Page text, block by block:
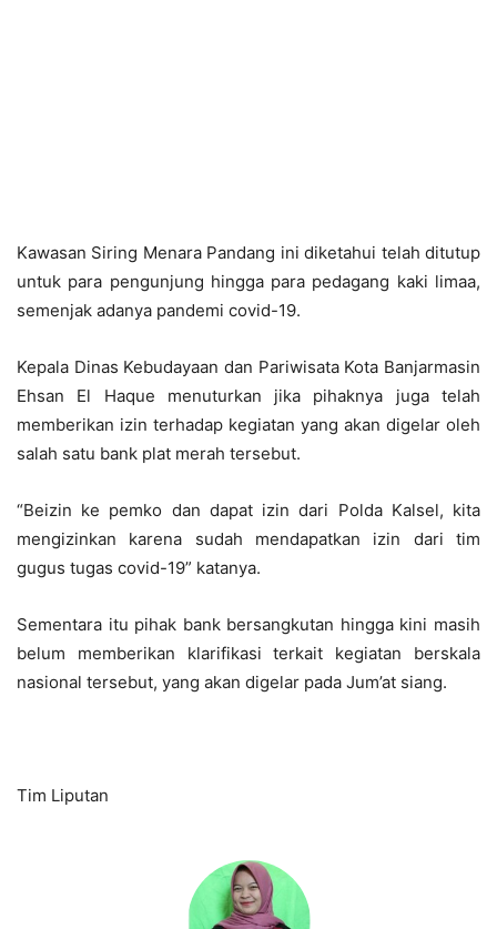
Kawasan Siring Menara Pandang ini diketahui telah ditutup
untuk para pengunjung hingga para pedagang kaki limaa,
semenjak adanya pandemi covid-19.
Kepala Dinas Kebudayaan dan Pariwisata Kota Banjarmasin
Ehsan El Haque menuturkan jika pihaknya juga telah
memberikan izin terhadap kegiatan yang akan digelar oleh
salah satu bank plat merah tersebut.
“Beizin ke pemko dan dapat izin dari Polda Kalsel, kita
mengizinkan karena sudah mendapatkan izin dari tim
gugus tugas covid-19” katanya.
Sementara itu pihak bank bersangkutan hingga kini masih
belum memberikan klarifikasi terkait kegiatan berskala
nasional tersebut, yang akan digelar pada Jum’at siang.
Tim Liputan